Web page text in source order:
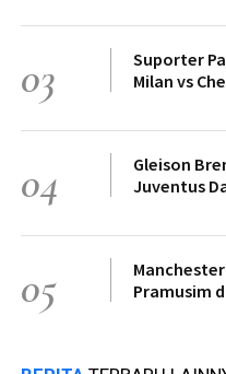
03
Suporter
Milan vs
04
Gleison
Juventus
05
Pramusim